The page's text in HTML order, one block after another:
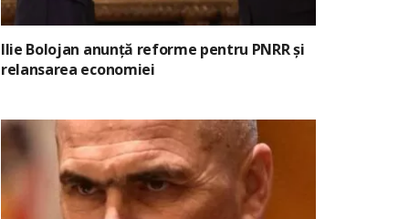
Ilie Bolojan anunță reforme pentru PNRR și
relansarea economiei